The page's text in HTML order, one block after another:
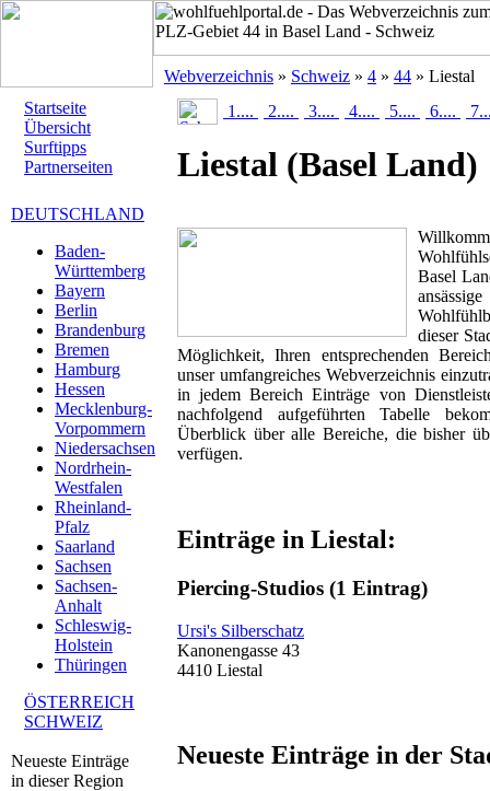
Webverzeichnis » Schweiz » 4 » 44 » Liestal
Startseite
Übersicht
Surftipps
Partnerseiten
DEUTSCHLAND
Baden-
Württemberg
Bayern
Berlin
Brandenburg
Bremen
Hamburg
Hessen
Mecklenburg-
Vorpommern
Niedersachsen
Nordrhein-
Westfalen
Rheinland-
Pfalz
Saarland
Sachsen
Sachsen-
Anhalt
Schleswig-
Holstein
Thüringen
ÖSTERREICH
SCHWEIZ
Neueste Einträge
in dieser Region
1.... 2.... 3.... 4.... 5.... 6....
Liestal (Basel Land)
Basel
dieser
Möglichkeit, Ihren entsprechenden
unser umfangreiches Webverzeichnis
in jedem Bereich Einträge von
nachfolgend aufgeführten Tabelle
Überblick über alle Bereiche, die bisher
verfügen.
Einträge in Liestal:
Piercing-Studios (1 Eintrag)
Ursi's Silberschatz
Kanonengasse 43
4410 Liestal
Neueste Einträge in der